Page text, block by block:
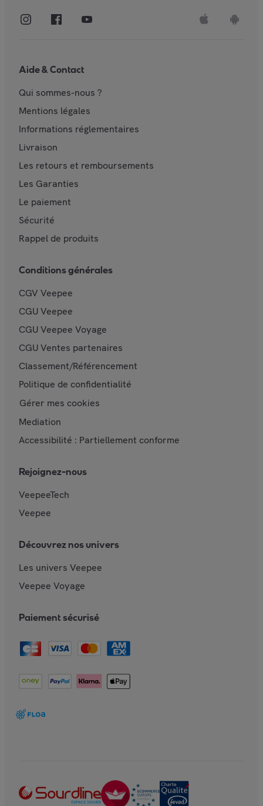
Aide & Contact
Qui sommes-nous ?
Mentions légales
Informations réglementaires
Livraison
Les retours et remboursements
Les Garanties
Le paiement
Sécurité
Rappel de produits
Conditions générales
CGV Veepee
CGU Veepee
CGU Veepee Voyage
CGU Ventes partenaires
Classement/Référencement
Politique de confidentialité
Gérer mes cookies
Mediation
Accessibilité : Partiellement conforme
Rejoignez-nous
VeepeeTech
Veepee
Découvrez nos univers
Les univers Veepee
Veepee Voyage
Paiement sécurisé